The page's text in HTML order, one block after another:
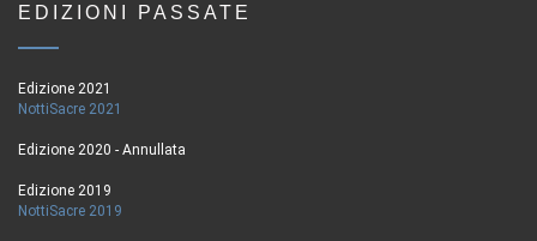
EDIZIONI PASSATE
Edizione 2021
NottiSacre 2021
Edizione 2020 - Annullata
Edizione 2019
NottiSacre 2019